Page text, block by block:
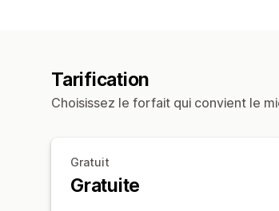
Tarification
Choisissez le forfait qui convient le
Gratuit
Gratuite